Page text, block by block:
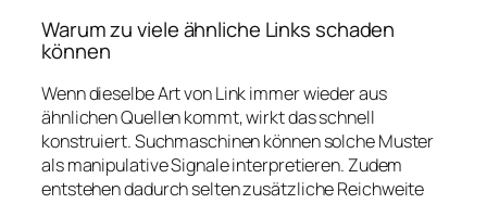
Warum zu viele ähnliche Links schaden
können
Wenn dieselbe Art von Link immer wieder aus
ähnlichen Quellen kommt, wirkt das schnell
konstruiert. Suchmaschinen können solche Muster
als manipulative Signale interpretieren. Zudem
entstehen dadurch selten zusätzliche Reichweite